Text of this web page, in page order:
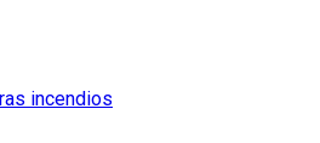
incendios